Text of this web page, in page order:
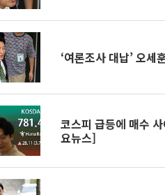
‘여론조사 대납’ 오
코스피 급등에 매수
요뉴스]